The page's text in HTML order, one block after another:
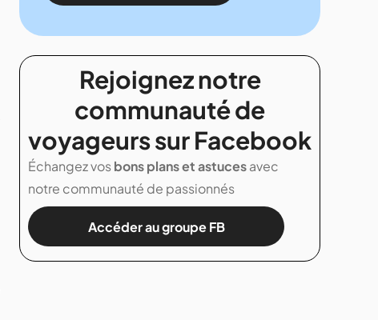
Rejoignez notre
communauté de
voyageurs sur Facebook
Échangez vosbons plans et astucesavec
notre communauté de passionnés
Accéder au groupe FB